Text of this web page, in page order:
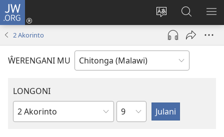
JW.ORG
Sinthani
chineneru
Sereni
(Lajula
Linyaki)
Fufuzani
Vinthu
pa
JW.ORG
2 Akorinto
ŴERENGANI MU
LONGONI
Buku
Chaputala